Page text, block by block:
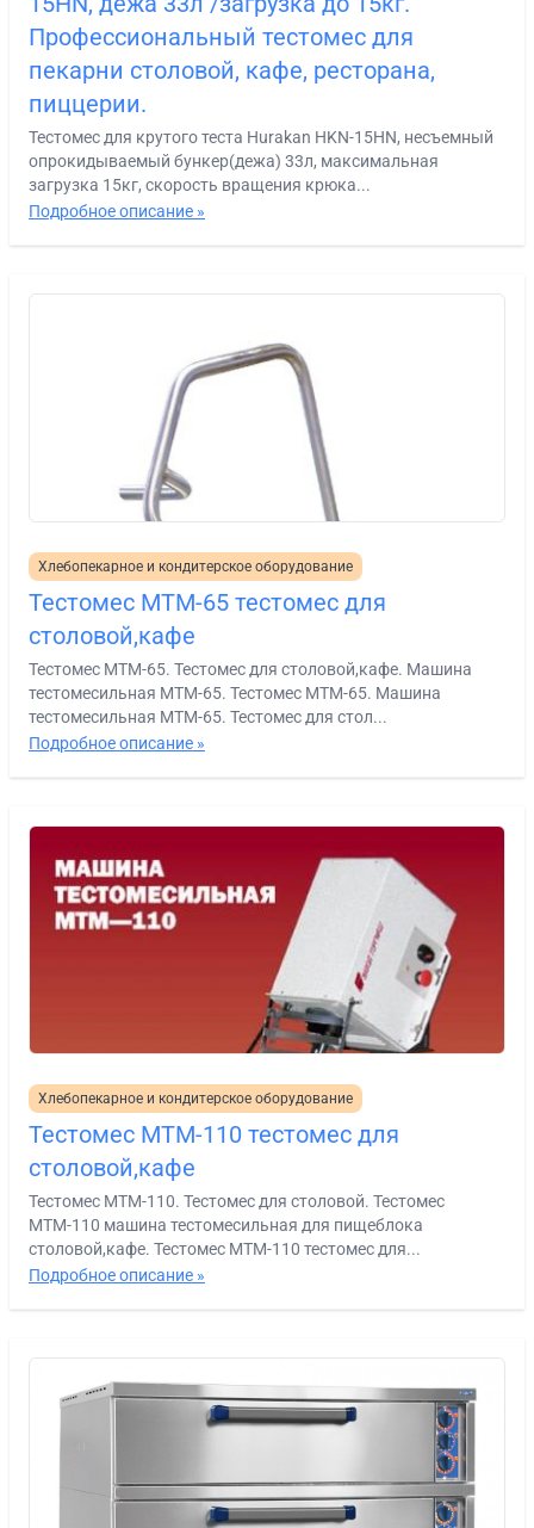
Профессиональный тестомес для
пекарни столовой, кафе, ресторана,
пиццерии.
Тестомес для крутого теста Hurakan HKN-15HN, несъемный
опрокидываемый бункер(дежа) 33л, максимальная
загрузка 15кг, скорость вращения крюка...
Подробное описание »
Хлебопекарное и кондитерское оборудование
Тестомес МТМ-65 тестомес для
столовой,кафе
Тестомес МТМ-65. Тестомес для столовой,кафе. Машина
тестомесильная МТМ-65. Тестомес МТМ-65. Машина
тестомесильная МТМ-65. Тестомес для стол...
Подробное описание »
Хлебопекарное и кондитерское оборудование
Тестомес МТМ-110 тестомес для
столовой,кафе
Тестомес МТМ-110. Тестомес для столовой. Тестомес
МТМ-110 машина тестомесильная для пищеблока
столовой,кафе. Тестомес МТМ-110 тестомес для...
Подробное описание »